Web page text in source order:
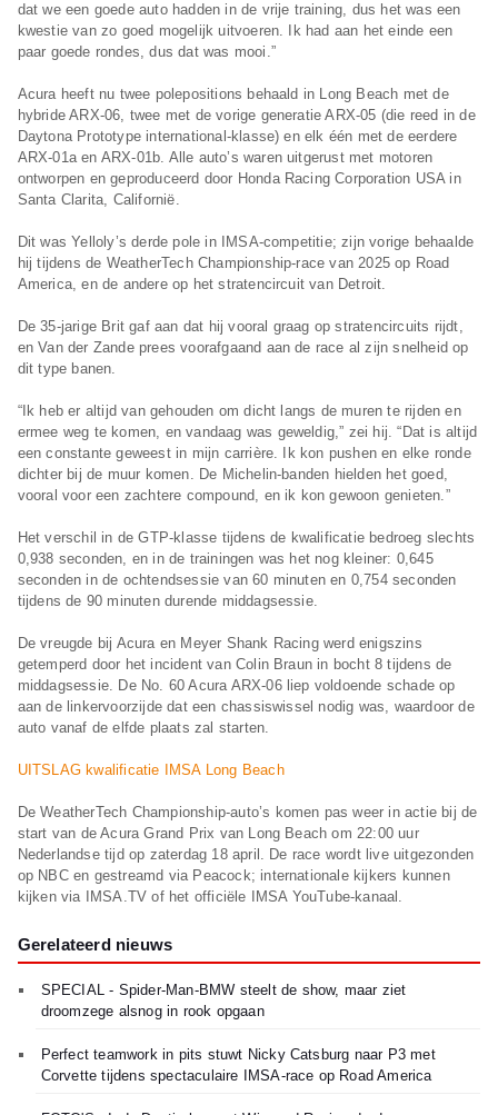
dat we een goede auto hadden in de vrije training, dus het was een
kwestie van zo goed mogelijk uitvoeren. Ik had aan het einde een
paar goede rondes, dus dat was mooi.”
Acura heeft nu twee polepositions behaald in Long Beach met de
hybride ARX-06, twee met de vorige generatie ARX-05 (die reed in de
Daytona Prototype international-klasse) en elk één met de eerdere
ARX-01a en ARX-01b. Alle auto’s waren uitgerust met motoren
ontworpen en geproduceerd door Honda Racing Corporation USA in
Santa Clarita, Californië.
Dit was Yelloly’s derde pole in IMSA-competitie; zijn vorige behaalde
hij tijdens de WeatherTech Championship-race van 2025 op Road
America, en de andere op het stratencircuit van Detroit.
De 35-jarige Brit gaf aan dat hij vooral graag op stratencircuits rijdt,
en Van der Zande prees voorafgaand aan de race al zijn snelheid op
dit type banen.
“Ik heb er altijd van gehouden om dicht langs de muren te rijden en
ermee weg te komen, en vandaag was geweldig,” zei hij. “Dat is altijd
een constante geweest in mijn carrière. Ik kon pushen en elke ronde
dichter bij de muur komen. De Michelin-banden hielden het goed,
vooral voor een zachtere compound, en ik kon gewoon genieten.”
Het verschil in de GTP-klasse tijdens de kwalificatie bedroeg slechts
0,938 seconden, en in de trainingen was het nog kleiner: 0,645
seconden in de ochtendsessie van 60 minuten en 0,754 seconden
tijdens de 90 minuten durende middagsessie.
De vreugde bij Acura en Meyer Shank Racing werd enigszins
getemperd door het incident van Colin Braun in bocht 8 tijdens de
middagsessie. De No. 60 Acura ARX-06 liep voldoende schade op
aan de linkervoorzijde dat een chassiswissel nodig was, waardoor de
auto vanaf de elfde plaats zal starten.
UITSLAG kwalificatie IMSA Long Beach
De WeatherTech Championship-auto’s komen pas weer in actie bij de
start van de Acura Grand Prix van Long Beach om 22:00 uur
Nederlandse tijd op zaterdag 18 april. De race wordt live uitgezonden
op NBC en gestreamd via Peacock; internationale kijkers kunnen
kijken via IMSA.TV of het officiële IMSA YouTube-kanaal.
Gerelateerd nieuws
SPECIAL - Spider-Man-BMW steelt de show, maar ziet
droomzege alsnog in rook opgaan
Perfect teamwork in pits stuwt Nicky Catsburg naar P3 met
Corvette tijdens spectaculaire IMSA-race op Road America